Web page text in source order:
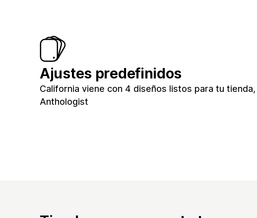
Ajustes predefinidos
California viene con 4 diseños listos para tu tienda,
Anthologist